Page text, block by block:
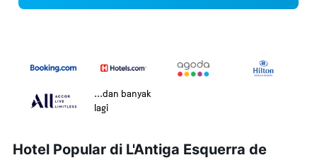
...dan banyak
lagi
Hotel Popular di L'Antiga Esquerra de